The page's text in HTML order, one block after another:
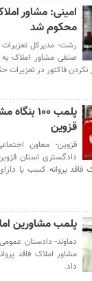
امینی: مشاور
محکوم شد
رشت- مدیرکل
صنفی مشاور املاک
نکردن فاکتور در
پلمب ۱۰۰
قزوین
قزوین- معاون
فاقد پروانه کسب یا
پلمب مشاورین
دماوند- دادستان
مشاور املاک فاقد
داد.